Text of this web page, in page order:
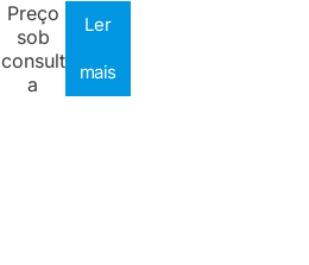
Preço
sob
consult
a
Ler
mais